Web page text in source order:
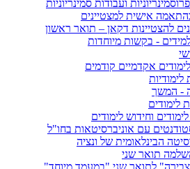
ועבודות סמינריוניות
אישית למצטיינים
להצטיינות דקאן – תואר ראשון
- בקשות מיוחדות
אקדמיים קודמים
- המשך
לימודים
וחידוש לימודים
עם אוניברסיטאות בחו"ל
הבינלאומית של ונציה
תואר שני
לתואר שני "במעמד מיוחד"